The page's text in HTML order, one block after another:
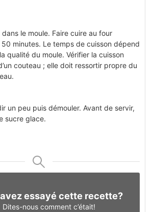
le moule. Faire cuire au four
minutes. Le temps de cuisson dépend
qualité du moule. Vérifier la cuisson
couteau ; elle doit ressortir propre du
un peu puis démouler. Avant de servir,
sucre glace.
essayé cette recette?
Dites-nous comment c’était!